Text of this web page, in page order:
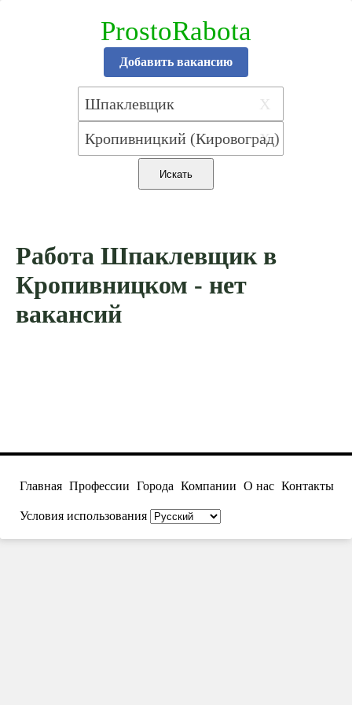
ProstoRabota
Добавить вакансию
X
X
Работа Шпаклевщик в
Кропивницком - нет
вакансий
Главная Профессии Города Компании О нас Контакты
Условия использования